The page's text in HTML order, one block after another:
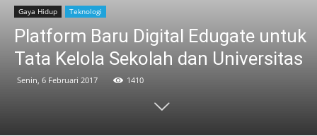
Gaya Hidup Teknologi
Platform Baru Digital Edugate untuk
Tata Kelola Sekolah dan Universitas
Senin, 6 Februari 2017 1410